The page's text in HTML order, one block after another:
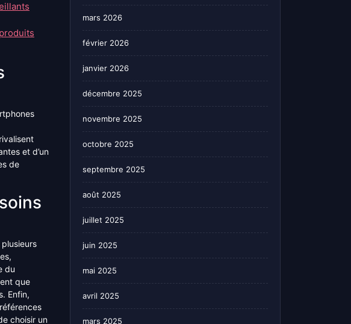
et d’un
de
du
que
Enfin,
choisir un
mars 2026
février 2026
janvier 2026
décembre 2025
novembre 2025
octobre 2025
septembre 2025
août 2025
juillet 2025
juin 2025
mai 2025
avril 2025
mars 2025